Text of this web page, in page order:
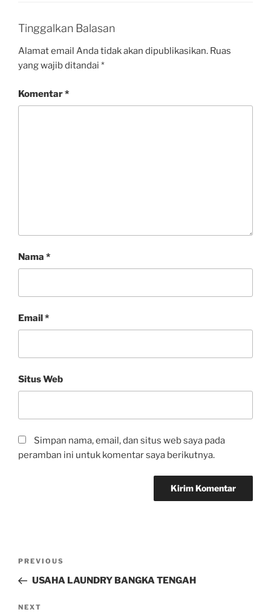
Tinggalkan Balasan
Alamat email Anda tidak akan dipublikasikan. Ruas
yang wajib ditandai *
Komentar*
Nama *
Email*
Situs Web
Simpan nama, email, dan situs web saya pada
peramban ini untuk komentar saya berikutnya.
PREVIOUS
USAHA LAUNDRY BANGKA TENGAH
NEXT